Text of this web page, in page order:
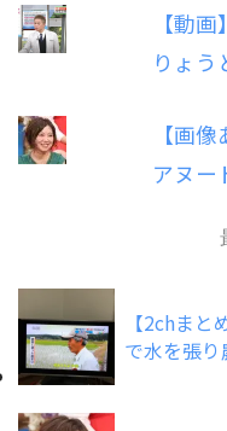
【動
りょう
【画
アヌー
【2chま
で水を張り